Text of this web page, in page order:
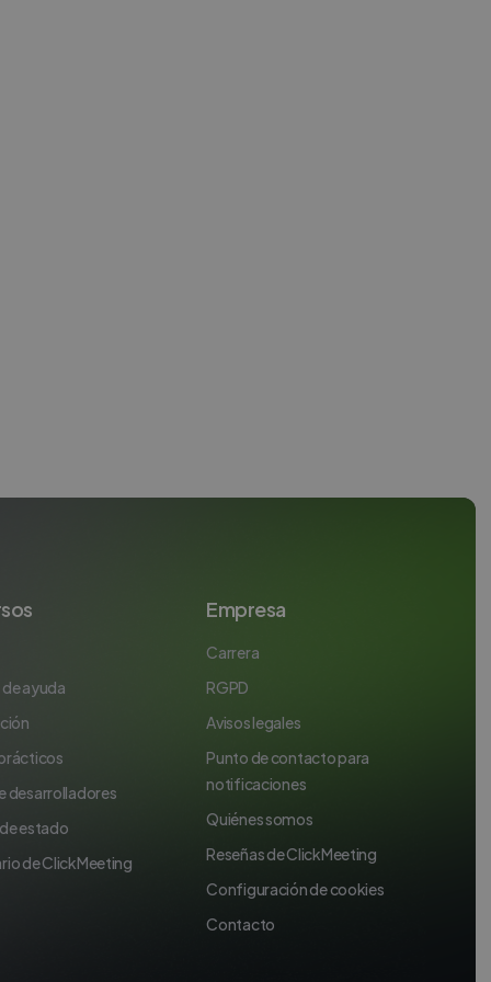
ayuda
desarrolladores
estado
de ClickMeeting
Empresa
Carrera
RGPD
Avisos legales
Punto de contacto para
notificaciones
Quiénes somos
Reseñas de ClickMeeting
Configuración de cookies
Contacto